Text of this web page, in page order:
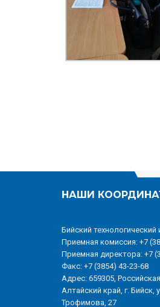
НАШИ
Бийский
Приемная комиссия: +7
Приемная директора: +7
Факс: +7 (3854) 43-23-68
Адрес: 659305,
Алтайский край, г. Бийск,
Трофимова, 27